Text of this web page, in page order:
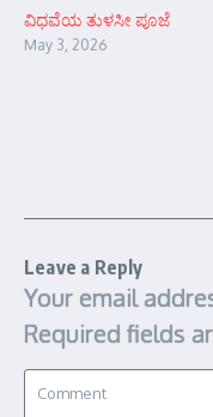
ವಿಧವೆಯ ತುಳಸೀ ಪೂಜೆ
May 3, 2026
Leave a Reply
Your email
Required fields